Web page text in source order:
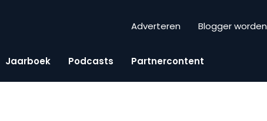
Adverteren Blogger worden
Jaarboek Podcasts Partnercontent